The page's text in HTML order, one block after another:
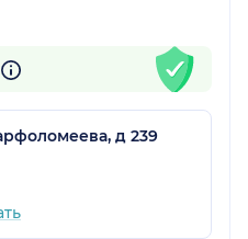
д 239